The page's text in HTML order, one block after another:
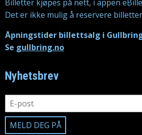
Billetter kjøpes på nett, i appen
Det er ikke mulig å reservere
Åpningstider billettsalg i
Se gullbring.no
Nyhetsbrev